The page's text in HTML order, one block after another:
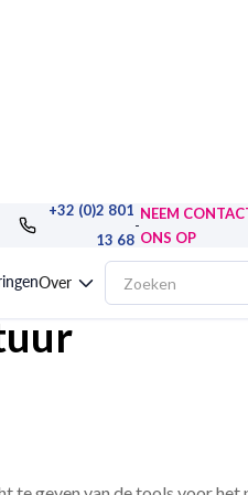
+32 (0)2 801
13 68
-
NEEM
ONS OP
Over
en